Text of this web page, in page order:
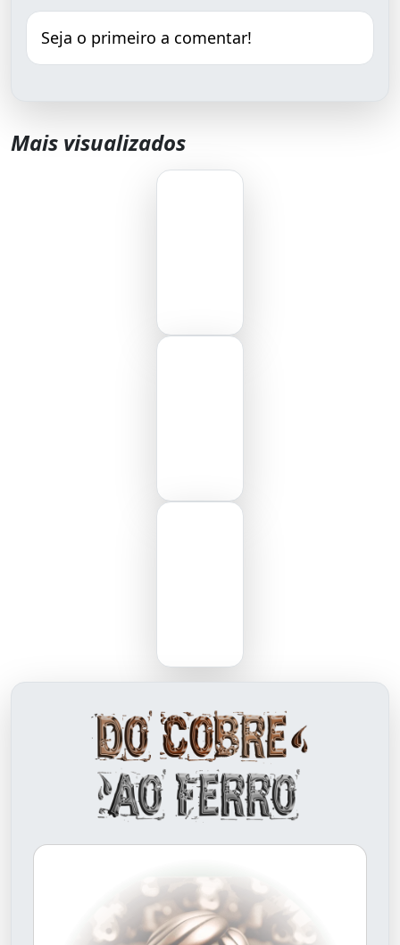
Seja o primeiro a comentar!
Mais visualizados